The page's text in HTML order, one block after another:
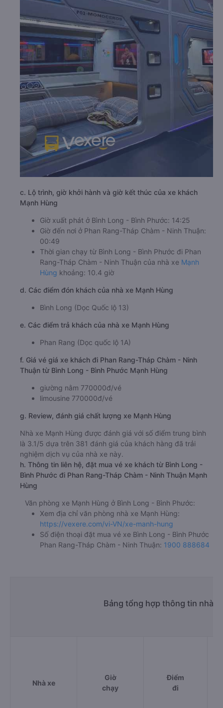
c. Lộ trình, giờ khởi hành và giờ kết thúc của xe khách
Mạnh Hùng
Giờ xuất phát ở Bình Long - Bình Phước: 14:25
Giờ đến nơi ở Phan Rang-Tháp Chàm - Ninh Thuận:
00:49
Thời gian chạy từ Bình Long - Bình Phước đi Phan
Rang-Tháp Chàm - Ninh Thuận của nhà xe Mạnh
Hùng khoảng: 10.4 giờ
d. Các điểm đón khách của nhà xe Mạnh Hùng
Bình Long (Dọc Quốc lộ 13)
e. Các điểm trả khách của nhà xe Mạnh Hùng
Phan Rang (Dọc quốc lộ 1A)
f. Giá vé giá xe khách đi Phan Rang-Tháp Chàm - Ninh
Thuận từ Bình Long - Bình Phước Mạnh Hùng
giường nằm 770000đ/vé
limousine 770000đ/vé
g. Review, đánh giá chất lượng xe Mạnh Hùng
Nhà xe Mạnh Hùng được đánh giá với số điểm trung bình
là 3.1/5 dựa trên 381 đánh giá của khách hàng đã trải
nghiệm dịch vụ của nhà xe này.
h. Thông tin liên hệ, đặt mua vé xe khách từ Bình Long -
Bình Phước đi Phan Rang-Tháp Chàm - Ninh Thuận Mạnh
Hùng
Văn phòng xe Mạnh Hùng ở Bình Long - Bình Phước:
Xem địa chỉ văn phòng nhà xe Mạnh Hùng:
https://vexere.com/vi-VN/xe-manh-hung
Số điện thoại đặt mua vé xe Bình Long - Bình Phước
Phan Rang-Tháp Chàm - Ninh Thuận: 1900 888684
Bảng tổng hợp thông tin nhà
Nhà xe
Giờ
chạy
Điểm
đi